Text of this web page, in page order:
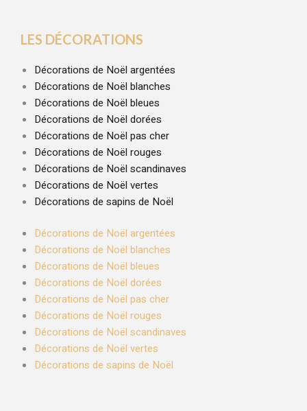
LES DÉCORATIONS
Décorations de Noël argentées
Décorations de Noël blanches
Décorations de Noël bleues
Décorations de Noël dorées
Décorations de Noël pas cher
Décorations de Noël rouges
Décorations de Noël scandinaves
Décorations de Noël vertes
Décorations de sapins de Noël
Décorations de Noël argentées
Décorations de Noël blanches
Décorations de Noël bleues
Décorations de Noël dorées
Décorations de Noël pas cher
Décorations de Noël rouges
Décorations de Noël scandinaves
Décorations de Noël vertes
Décorations de sapins de Noël